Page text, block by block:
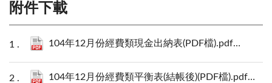
附件下載
104年12月份經費類現金出納表(PDF檔).pdf 505 KB
104年12月份經費類平衡表(結帳後)(PDF檔).pdf 329